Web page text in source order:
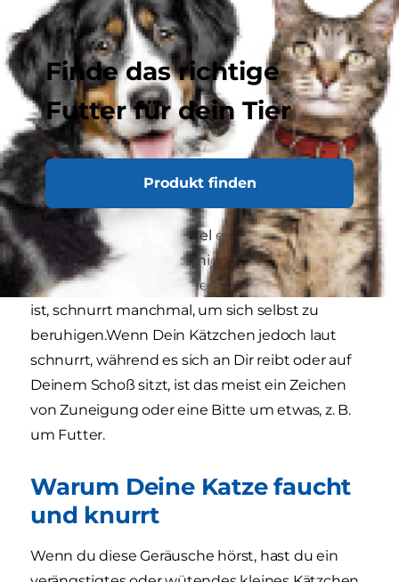
Finde das richtige
Futter für dein Tier
Produkt finden
Was bedeutet Schnurren?
Schnurren ist in der Regel ein Zeichen von
Zufriedenheit, was aber nicht immer der Fall
sein muss. Eine Katze, die krank oder ängstlich
ist, schnurrt manchmal, um sich selbst zu
beruhigen.Wenn Dein Kätzchen jedoch laut
schnurrt, während es sich an Dir reibt oder auf
Deinem Schoß sitzt, ist das meist ein Zeichen
von Zuneigung oder eine Bitte um etwas, z. B.
um Futter.
Warum Deine Katze faucht
und knurrt
Wenn du diese Geräusche hörst, hast du ein